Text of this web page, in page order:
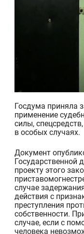
Госдума приняла
применение
силы,
в особых случаях.
Документ
Государственной
проекту этого
приставом
случае
действия с
преступления
собственности.
случае, если с
человека